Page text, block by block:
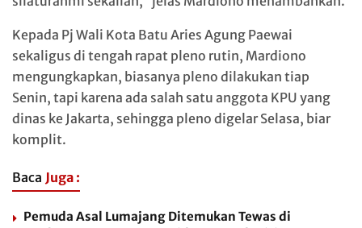
Kepada Pj Wali Kota Batu Aries Agung Paewai
sekaligus di tengah rapat pleno rutin, Mardiono
mengungkapkan, biasanya pleno dilakukan tiap
Senin, tapi karena ada salah satu anggota KPU yang
dinas ke Jakarta, sehingga pleno digelar Selasa, biar
komplit.
Baca Juga :
Pemuda Asal Lumajang Ditemukan Tewas di